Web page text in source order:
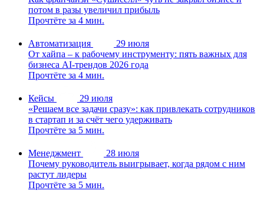
потом в разы увеличил прибыль
Прочтёте за 4 мин.
Автоматизация
29 июля
От хайпа – к рабочему инструменту: пять важных для
бизнеса AI-трендов 2026 года
Прочтёте за 4 мин.
Кейсы
29 июля
«Решаем все задачи сразу»: как привлекать сотрудников
в стартап и за счёт чего удерживать
Прочтёте за 5 мин.
Менеджмент
28 июля
Почему руководитель выигрывает, когда рядом с ним
растут лидеры
Прочтёте за 5 мин.